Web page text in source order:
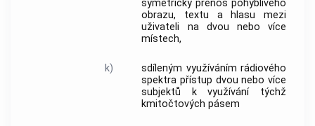
symetrický přenos pohyblivého
obrazu, textu a hlasu mezi
uživateli na dvou nebo více
místech,
k)
sdíleným využíváním rádiového
spektra přístup dvou nebo více
subjektů k využívání týchž
kmitočtových pásem